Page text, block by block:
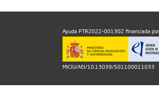
Ayuda PTR2022-001302 financiada
MICIU/AEI/10.13039/501100011033